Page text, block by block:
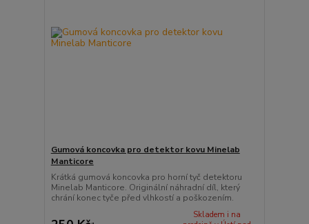
Gumová koncovka pro detektor kovu Minelab
Manticore
Krátká gumová koncovka pro horní tyč detektoru
Minelab Manticore. Originální náhradní díl, který
chrání konec tyče před vlhkostí a poškozením.
Skladem i na